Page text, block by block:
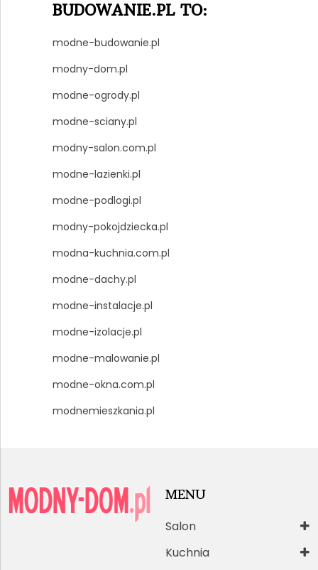
BUDOWANIE.PL TO:
modne-budowanie.pl
modny-dom.pl
modne-ogrody.pl
modne-sciany.pl
modny-salon.com.pl
modne-lazienki.pl
modne-podlogi.pl
modny-pokojdziecka.pl
modna-kuchnia.com.pl
modne-dachy.pl
modne-instalacje.pl
modne-izolacje.pl
modne-malowanie.pl
modne-okna.com.pl
modnemieszkania.pl
MENU
Salon
Kuchnia